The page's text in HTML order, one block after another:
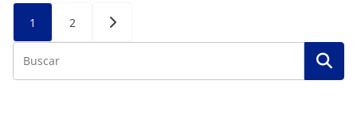
Posts
pagination
1 2